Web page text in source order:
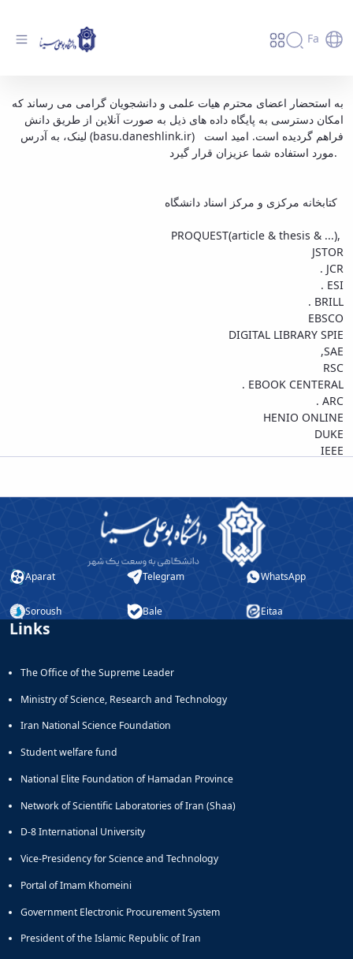
Fa
دسترسی به پایگاه داده های ذیل به صورت آنلاین
از طریق دانش لینک - دانشگاه بوعلی سینا همدان
به استحضار اعضای محترم هیات علمی و دانشجویان گرامی می رساند که
امکان دسترسی به پایگاه داده های ذیل به صورت آنلاین از طریق دانش
لینک، به آدرس (basu.daneshlink.ir) فراهم گردیده است. امید است
مورد استفاده شما عزیزان قرار گیرد.
PROQUEST(article & thesis & ...),
JSTOR
. JCR
. ESI
. BRILL
EBSCO
DIGITAL LIBRARY SPIE
,SAE
RSC
. EBOOK CENTERAL
. ARC
HENIO ONLINE
DUKE
IEEE
Aparat Telegram WhatsApp
Soroush Bale Eitaa
Links
The Office of the Supreme Leader
Ministry of Science, Research and Technology
Iran National Science Foundation
Student welfare fund
National Elite Foundation of Hamadan Province
Network of Scientific Laboratories of Iran (Shaa)
D-8 International University
Vice-Presidency for Science and Technology
Portal of Imam Khomeini
Government Electronic Procurement System
President of the Islamic Republic of Iran